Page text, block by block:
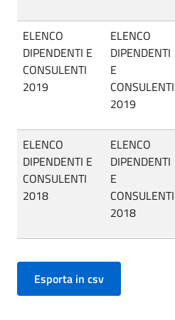
ELENCO
DIPENDENTI E
CONSULENTI
2019
ELENCO
DIPENDENTI
E
CONSULENTI
2019
ELENCO
DIPENDENTI E
CONSULENTI
2018
ELENCO
DIPENDENTI
E
CONSULENTI
2018